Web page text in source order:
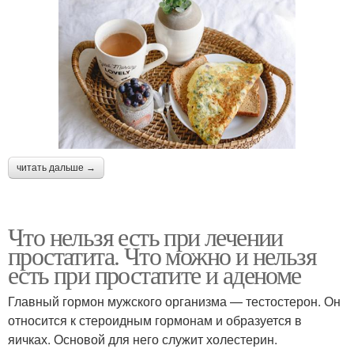
читать дальше →
Что нельзя есть при лечении
простатита. Что можно и нельзя
есть при простатите и аденоме
Главный гормон мужского организма — тестостерон. Он
относится к стероидным гормонам и образуется в
яичках. Основой для него служит холестерин.